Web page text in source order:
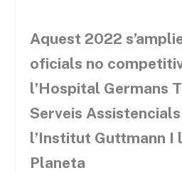
Aquest 2022
oficials no
l’Hospital Germans
Serveis Assistencials
l’Institut Guttmann I
Planeta